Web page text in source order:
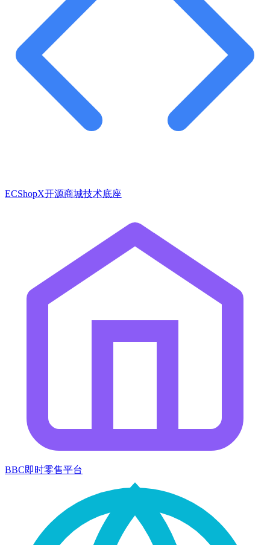
ECShopX开源商城技术底座
BBC即时零售平台